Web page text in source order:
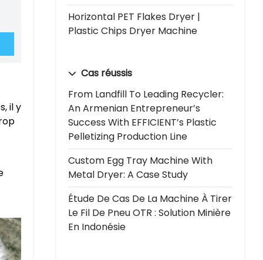
il y
Horizontal PET Flakes Dryer |
Plastic Chips Dryer Machine
Cas réussis
From Landfill To Leading Recycler:
An Armenian Entrepreneur’s
Success With EFFICIENT’s Plastic
Pelletizing Production Line
Custom Egg Tray Machine With
Metal Dryer: A Case Study
Étude De Cas De La Machine À Tirer
Le Fil De Pneu OTR : Solution Minière
En Indonésie